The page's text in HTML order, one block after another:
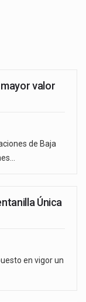
valor
de Baja
Única
en vigor un